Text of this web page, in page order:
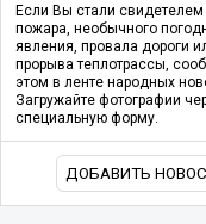
Если Вы стали свидетелем
пожара, необычного
явления, провала дороги
прорыва теплотрассы,
этом в ленте народных
Загружайте фотографии
специальную форму.
ДОБАВИТЬ